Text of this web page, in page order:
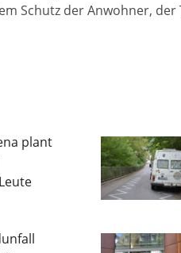
Schutz der Anwohner,
plant